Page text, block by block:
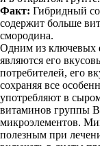
Факт: Гибридный
содержит больше
смородина.
Одним из ключевых
являются его
потребителей, его
сохраняя все
употребляют в
витаминов группы
микроэлементов.
полезным при